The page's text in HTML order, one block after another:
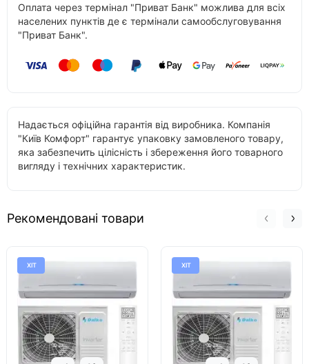
Оплата через термінал "Приват Банк" можлива для всіх
населених пунктів де є термінали самообслуговування
"Приват Банк".
Надається офіційна гарантія від виробника. Компанія
"Київ Комфорт" гарантує упаковку замовленого товару,
яка забезпечить цілісність і збереження його товарного
вигляду і технічних характеристик.
Рекомендовані товари
ХІТ ХІТ